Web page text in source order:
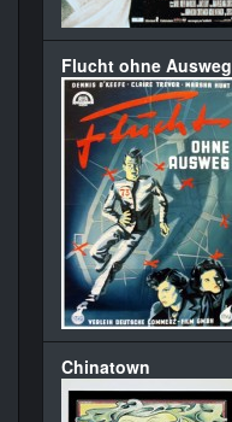
Flucht ohne Ausweg
Chinatown